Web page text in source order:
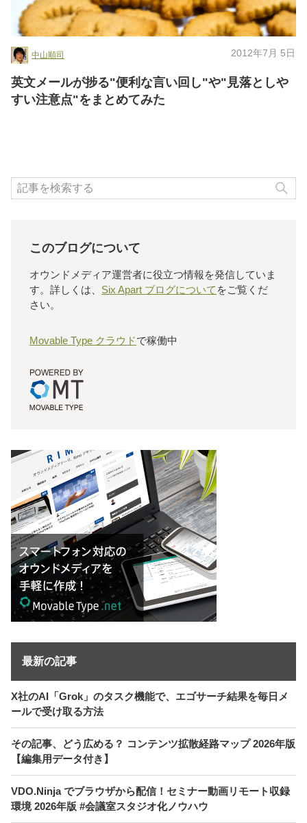
中山順司 2012年7月 5日
英文メールが捗る"便利な言い回し"や"見落としや
すい注意点"をまとめてみた
このブログについて
オウンドメディア運営者に役立つ情報を発信していま
す。詳しくは、 Six Apart ブログについて をご覧くだ
さい。
Movable Type クラウドで稼働中
最新の記事
X社のAI「Grok」のタスク機能で、エゴサーチ結果を毎日メ
ールで受け取る方法
その記事、どう広める？ コンテンツ拡散経路マップ 2026年版
【編集用データ付き】
VDO.Ninja でブラウザから配信！セミナー動画リモート収録
環境 2026年版 #会議室スタジオ化ノウハウ